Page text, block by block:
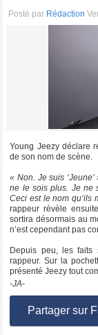
Posté par Rédaction
Young Jeezy déclare
de son nom de scène.
« Non. Je suis ‘Jeune’
ne le sois plus. Je ne
Ceci est le nom qu’ils
rappeur révèle
sortira désormais au
n’est cependant pas
Depuis peu, les faits
rappeur. Sur la
présenté Jeezy tout
-JA-
Partager sur